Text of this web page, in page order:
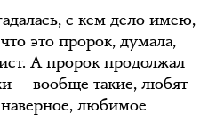
с кем дело имею,
это пророк, думала,
А пророк продолжал
— вообще такие, любят
любимое